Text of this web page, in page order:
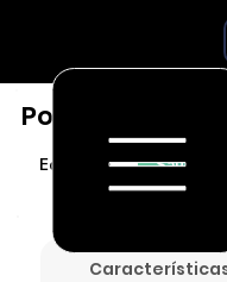
Economia Saúde e
Porteirinha - MG